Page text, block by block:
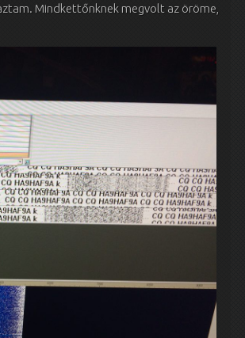
Mindkettőnknek megvolt az öröme,